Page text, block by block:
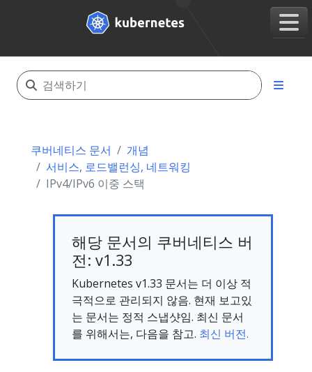
쿠버네티스 문서
개념
서비스, 로드밸런싱, 네트워킹
IPv4/IPv6 이중 스택
해당 문서의 쿠버네티스 버
전: v1.33
Kubernetes v1.33 문서는 더 이상 적
극적으로 관리되지 않음. 현재 보고있
는 문서는 정적 스냅샷임. 최신 문서
를 위해서는, 다음을 참고. 최신 버전.